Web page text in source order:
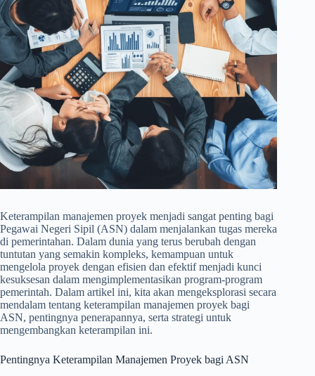
Keterampilan manajemen proyek menjadi sangat penting bagi
Pegawai Negeri Sipil (ASN) dalam menjalankan tugas mereka
di pemerintahan. Dalam dunia yang terus berubah dengan
tuntutan yang semakin kompleks, kemampuan untuk
mengelola proyek dengan efisien dan efektif menjadi kunci
kesuksesan dalam mengimplementasikan program-program
pemerintah. Dalam artikel ini, kita akan mengeksplorasi secara
mendalam tentang keterampilan manajemen proyek bagi
ASN, pentingnya penerapannya, serta strategi untuk
mengembangkan keterampilan ini.
Pentingnya Keterampilan Manajemen Proyek bagi ASN